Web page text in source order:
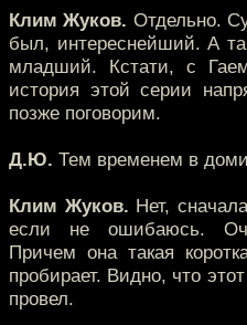
Клим Жуков. Отдельно.
был, интереснейший. А
младший. Кстати, с
история этой серии
позже поговорим.
Д.Ю. Тем временем в
Клим Жуков. Нет,
если не ошибаюсь.
Причем она такая
пробирает. Видно, что
провел.